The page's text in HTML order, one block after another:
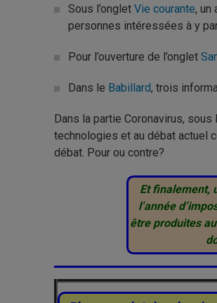
Sous l’onglet Vie courante, un
personnes intéressées à y
Pour l’ouverture de l’onglet
Dans le Babillard, trois
Dans la partie Coronavirus, sous
technologies et au débat actuel
débat. Pour ou contre?
Et finalement,
l’année
être produites